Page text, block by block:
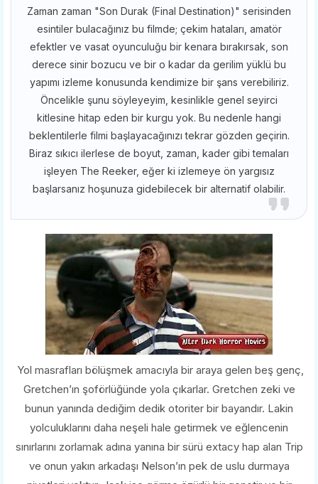
Zaman zaman "Son Durak (Final Destination)" serisinden
esintiler bulacağınız bu filmde; çekim hataları, amatör
efektler ve vasat oyunculuğu bir kenara bırakırsak, son
derece sinir bozucu ve bir o kadar da gerilim yüklü bu
yapımı izleme konusunda kendimize bir şans verebiliriz.
Öncelikle şunu söyleyeyim, kesinlikle genel seyirci
kitlesine hitap eden bir kurgu yok. Bu nedenle hangi
beklentilerle filmi başlayacağınızı tekrar gözden geçirin.
Biraz sıkıcı ilerlese de boyut, zaman, kader gibi temaları
işleyen The Reeker, eğer ki izlemeye ön yargısız
başlarsanız hoşunuza gidebilecek bir alternatif olabilir.
Yol masrafları bölüşmek amacıyla bir araya gelen beş genç,
Gretchen’ın şoförlüğünde yola çıkarlar. Gretchen zeki ve
bunun yanında dediğim dedik otoriter bir bayandır. Lakin
yolculuklarını daha neşeli hale getirmek ve eğlencenin
sınırlarını zorlamak adına yanına bir sürü extacy hap alan Trip
ve onun yakın arkadaşı Nelson’ın pek de uslu durmaya